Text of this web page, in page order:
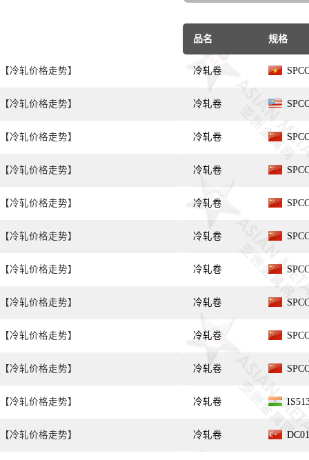
【冷轧价格走势】
【冷轧价格走势】
【冷轧价格走势】
【冷轧价格走势】
【冷轧价格走势】
【冷轧价格走势】
【冷轧价格走势】
【冷轧价格走势】
【冷轧价格走势】
【冷轧价格走势】
【冷轧价格走势】
【冷轧价格走势】
品名 规格
冷轧卷
冷轧卷
冷轧卷
冷轧卷
冷轧卷
冷轧卷
冷轧卷
冷轧卷
冷轧卷
冷轧卷
冷轧卷
冷轧卷